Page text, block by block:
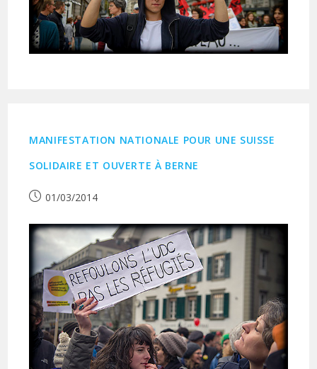
MANIFESTATION NATIONALE POUR UNE SUISSE
SOLIDAIRE ET OUVERTE À BERNE
Publication
01/03/2014